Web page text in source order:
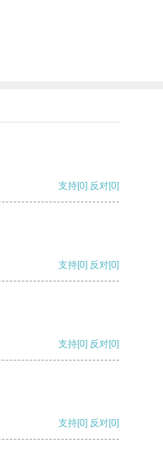
支持[0] 反对[0]
支持[0] 反对[0]
支持[0] 反对[0]
支持[0] 反对[0]